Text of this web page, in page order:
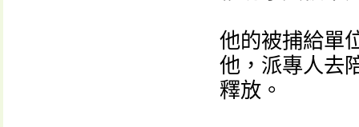
他的被捕給單
他，派專人去
釋放。